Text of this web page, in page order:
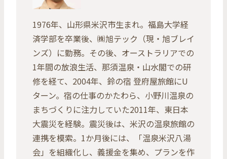
1976年、山形県米沢市生まれ。福島大学経
済学部を卒業後、㈱旭テック（現・旭ブレイ
ンズ）に勤務。その後、オーストラリアでの
1年間の放浪生活、那須温泉・山水閣での研
修を経て、2004年、鈴の宿 登府屋旅館にU
ターン。宿の仕事のかたわら、小野川温泉の
まちづくりに注力していた2011年、東日本
大震災を経験。震災後は、米沢の温泉旅館の
連携を模索。1か月後には、「温泉米沢八湯
会」を組織化し、義援金を集め、プランを作